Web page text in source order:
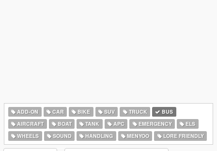
ADD-ON CAR BIKE SUV TRUCK
BUS
AIRCRAFT
BOAT TANK APC EMERGENCY
ELS
WHEELS
SOUND HANDLING MENYOO LORE FRIENDLY